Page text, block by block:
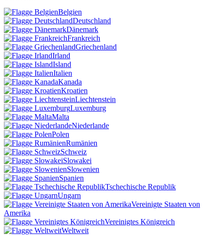
Belgien
Deutschland
Dänemark
Frankreich
Griechenland
Irland
Island
Italien
Kanada
Kroatien
Liechtenstein
Luxemburg
Malta
Niederlande
Polen
Rumänien
Schweiz
Slowakei
Slowenien
Spanien
Tschechische Republik
Ungarn
Vereinigte Staaten von
Amerika
Vereinigtes Königreich
Weltweit